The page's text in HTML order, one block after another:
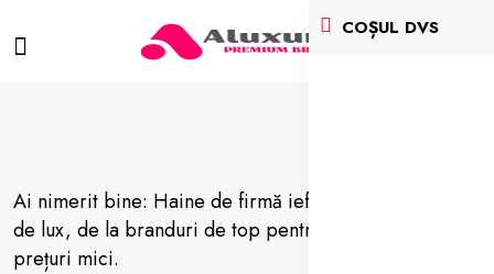
COȘUL DVS
Ai nimerit bine: Haine de firmă ieftine, vestimentație
de lux, de la branduri de top pentru femei, barbați la
prețuri mici.